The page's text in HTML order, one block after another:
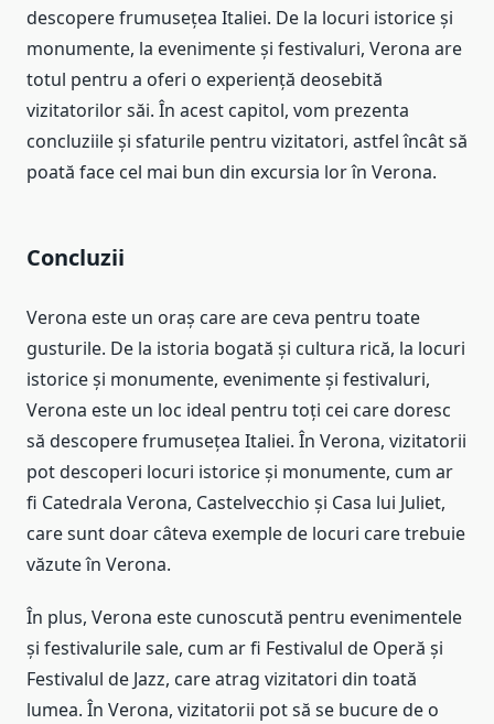
descopere frumusețea Italiei. De la locuri istorice și
monumente, la evenimente și festivaluri, Verona are
totul pentru a oferi o experiență deosebită
vizitatorilor săi. În acest capitol, vom prezenta
concluziile și sfaturile pentru vizitatori, astfel încât să
poată face cel mai bun din excursia lor în Verona.
Concluzii
Verona este un oraș care are ceva pentru toate
gusturile. De la istoria bogată și cultura rică, la locuri
istorice și monumente, evenimente și festivaluri,
Verona este un loc ideal pentru toți cei care doresc
să descopere frumusețea Italiei. În Verona, vizitatorii
pot descoperi locuri istorice și monumente, cum ar
fi Catedrala Verona, Castelvecchio și Casa lui Juliet,
care sunt doar câteva exemple de locuri care trebuie
văzute în Verona.
În plus, Verona este cunoscută pentru evenimentele
și festivalurile sale, cum ar fi Festivalul de Operă și
Festivalul de Jazz, care atrag vizitatori din toată
lumea. În Verona, vizitatorii pot să se bucure de o